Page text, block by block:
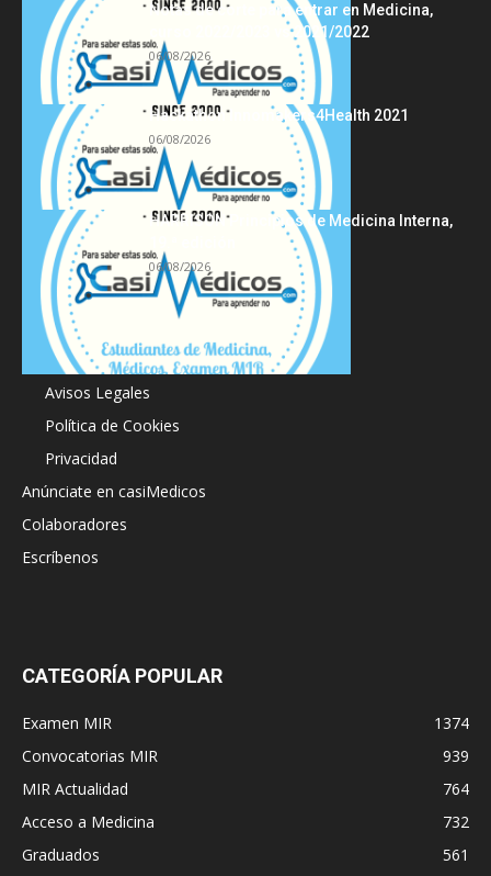
Notas de corte para entrar en Medicina,
curso 2022/2023 vs 2021/2022
06/08/2026
Hackathon Innomakers4Health 2021
06/08/2026
HARRISON Principios de Medicina Interna,
06/08/2026
Acerca de
Avisos Legales
Política de Cookies
Privacidad
Anúnciate en casiMedicos
Colaboradores
Escríbenos
CATEGORÍA POPULAR
Examen MIR
1374
Convocatorias MIR
939
MIR Actualidad
764
Acceso a Medicina
732
Graduados
561